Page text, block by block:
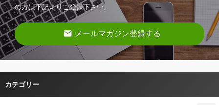
の方は下記よりご登録下さい。
email メールマガジン登録する
カテゴリー